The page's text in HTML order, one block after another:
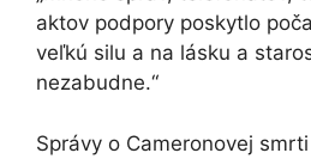
aktov podpory poskytlo
veľkú silu a na lásku a
nezabudne.“
Správy o Cameronovej